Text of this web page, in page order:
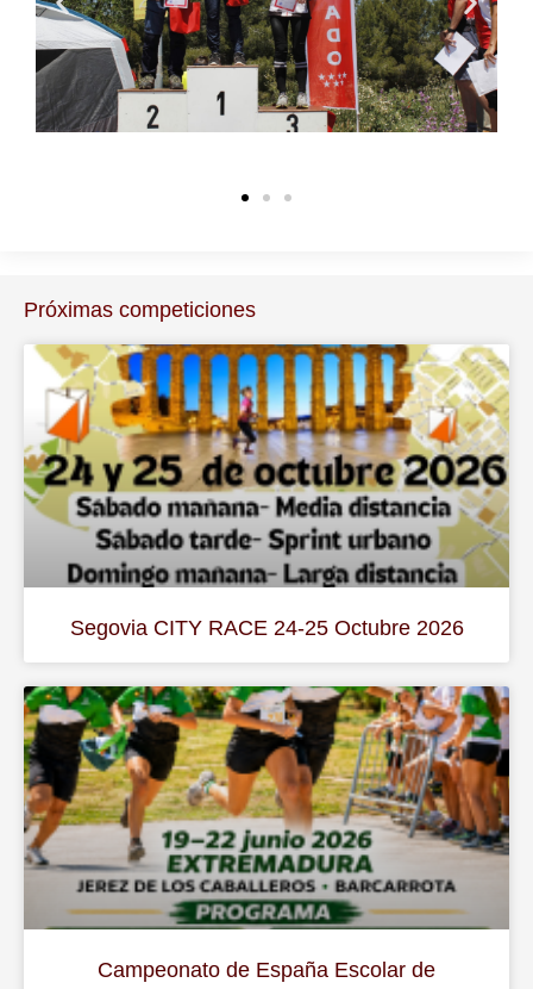
Próximas competiciones
Segovia CITY RACE 24-25 Octubre 2026
Campeonato de España Escolar de